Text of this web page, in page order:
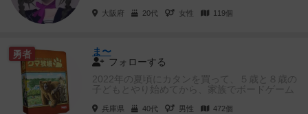
大阪府 20代 女性 119個
勇者
ま〜
フォローする
2022年の夏頃にカタンを買って、５歳と８歳の
子どもとやり始めてから、家族でボードゲーム
兵庫県 40代 男性 472個